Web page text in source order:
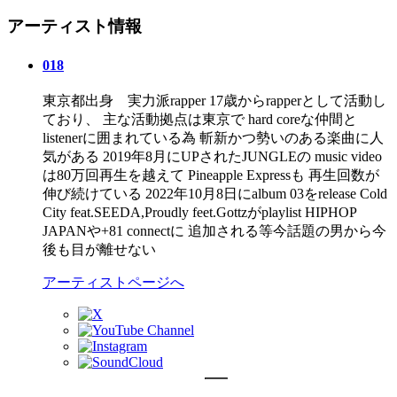
アーティスト情報
018
東京都出身 実力派rapper 17歳からrapperとして活動し
ており、 主な活動拠点は東京で hard coreな仲間と
listenerに囲まれている為 斬新かつ勢いのある楽曲に人
気がある 2019年8月にUPされたJUNGLEの music video
は80万回再生を越えて Pineapple Expressも 再生回数が
伸び続けている 2022年10月8日にalbum 03をrelease Cold
City feat.SEEDA,Proudly feet.Gottzがplaylist HIPHOP
JAPANや+81 connectに 追加される等今話題の男から今
後も目が離せない
アーティストページへ